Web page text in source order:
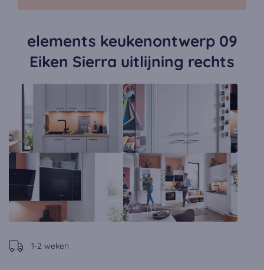
elements keukenontwerp 09
Eiken Sierra uitlijning rechts
1-2 weken